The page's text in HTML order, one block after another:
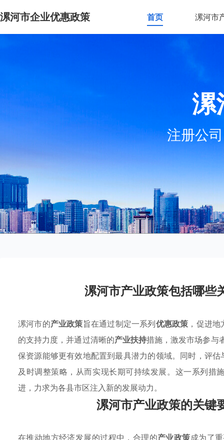
漯河市企业优惠政策 首页 漯河市
漯
注册公
漯河市产业政策包括哪些
漯河市的产业政策旨在通过制定一系列优惠政策 ，促进
的支持力度，并通过清晰的产业扶持措施，激发市场参与
保资源能够更有效地配置到最具潜力的领域。同时，评
及时调整策略，从而实现长期可持续发展。这一系列措
进，力求为各县市区注入新的发展动力。
漯河市产业政策的关键
在推动地方经济发展的过程中，合理的产业政策成为了